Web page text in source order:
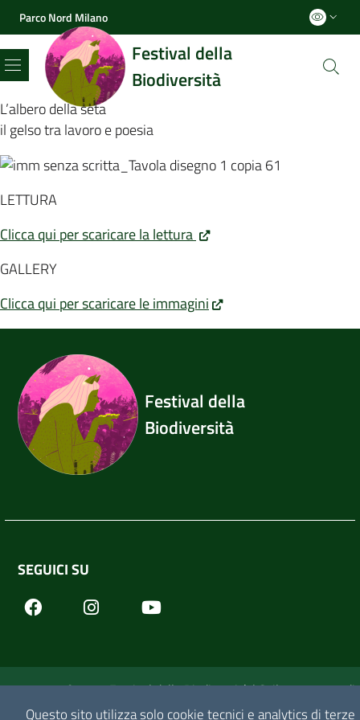
Questo sito utilizza solo cookie tecnici e analytics di terze
Parco Nord Milano
Festival della
Biodiversità
Menu
L’albero della seta
il gelso tra lavoro e poesia
LETTURA
Clicca qui per scaricare la lettura
GALLERY
Clicca qui per scaricare le immagini
Festival della
Biodiversità
SEGUICI SU
FacebookInstagram
© 2026 Festival della Biodiversità | Sviluppo a cura di